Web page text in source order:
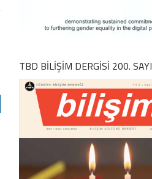
TBD BILIŞIM DERGISI 200. SAYI